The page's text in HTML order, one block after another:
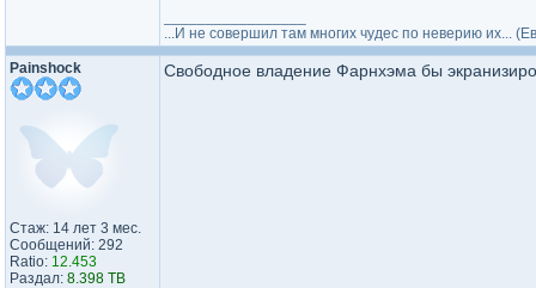
...И не совершил там многих чудес по неверию их...
Painshock
Стаж: 14 лет 3 мес.
Сообщений: 292
Ratio: 12.453
Раздал: 8.398 TB
Свободное владение Фарнхэма бы